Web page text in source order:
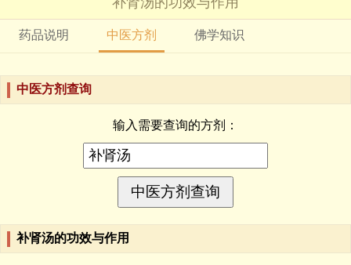
药品说明 中医方剂 佛学知识
中医方剂查询
输入需要查询的方剂：
补肾汤的功效与作用